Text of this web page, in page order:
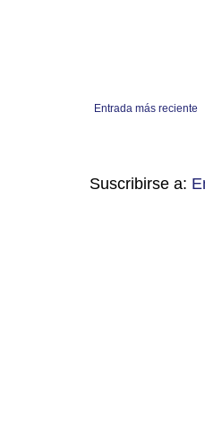
Entrada más reciente
Suscribirse a: